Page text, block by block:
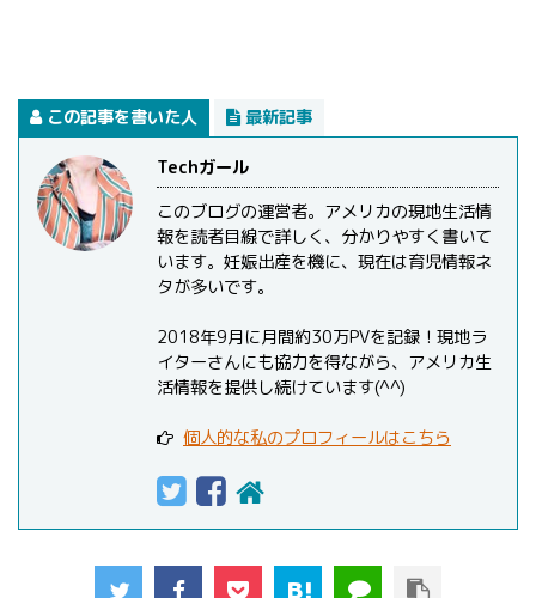
この記事を書いた人 最新記事
Techガール
このブログの運営者。アメリカの現地生活情
報を読者目線で詳しく、分かりやすく書いて
います。妊娠出産を機に、現在は育児情報ネ
タが多いです。
2018年9月に月間約30万PVを記録！現地ラ
イターさんにも協力を得ながら、アメリカ生
活情報を提供し続けています(^^)
個人的な私のプロフィールはこちら